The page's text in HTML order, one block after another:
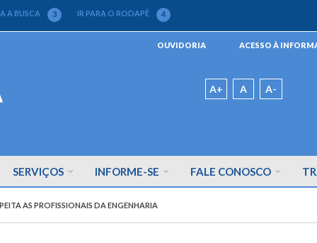
A BUSCA 3 IR PARA O RODAPÉ 4
OUVIDORIA ACESSO À
A+ A A-
SERVIÇOS INFORME-SE FALE CONOSCO
AS PROFISSIONAIS DA ENGENHARIA